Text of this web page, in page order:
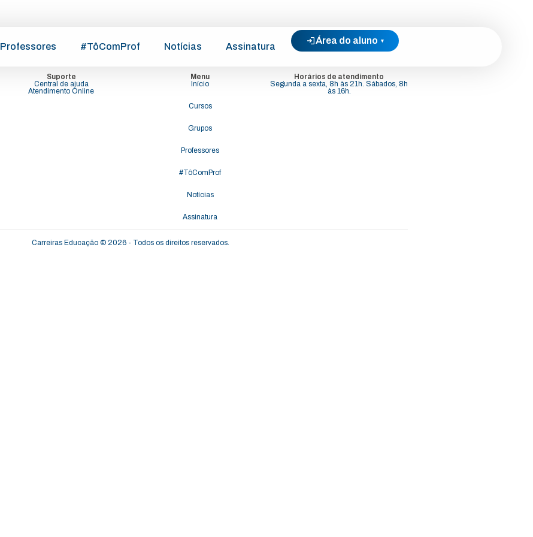
Professores #TôComProf Notícias Assinatura
Área do aluno ▾
Suporte
Central de ajuda
Atendimento Online
Menu
Início
Cursos
Grupos
Professores
#TôComProf
Notícias
Assinatura
Horários de atendimento
Segunda a sexta, 8h às 21h. Sábados, 8h
às 16h.
Carreiras Educação © 2026 - Todos os direitos reservados.